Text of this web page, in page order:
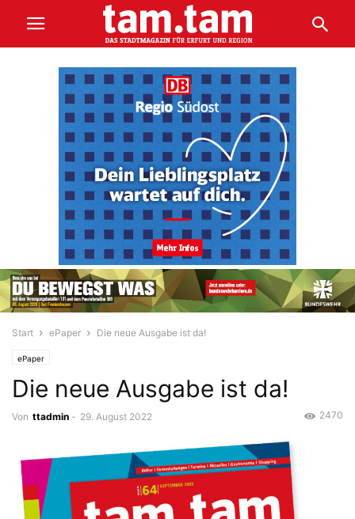
Start ePaper Die neue Ausgabe ist da!
ePaper
Die neue Ausgabe ist da!
Von ttadmin - 29. August 2022 2470